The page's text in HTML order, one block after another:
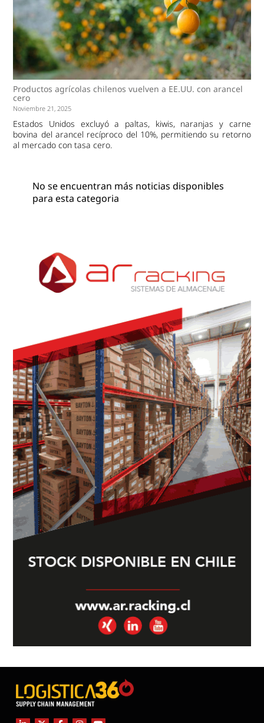
Productos agrícolas chilenos vuelven a EE.UU. con arancel
cero
Noviembre 21, 2025
Estados Unidos excluyó a paltas, kiwis, naranjas y carne
bovina del arancel recíproco del 10%, permitiendo su retorno
al mercado con tasa cero.
No se encuentran más noticias disponibles
para esta categoria